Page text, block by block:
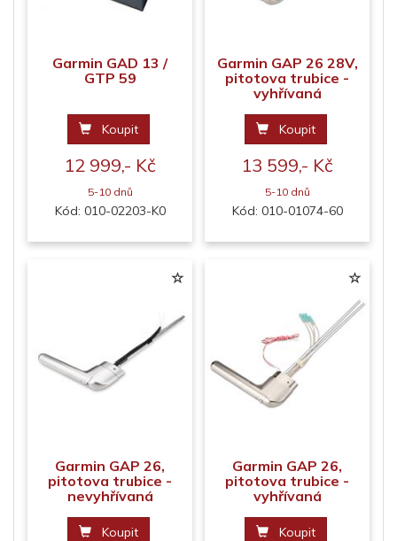
Garmin GAD 13 /
GTP 59
Koupit
12 999,- Kč
5-10 dnů
Kód: 010-02203-K0
Garmin GAP 26 28V,
pitotova trubice -
vyhřívaná
Koupit
13 599,- Kč
5-10 dnů
Kód: 010-01074-60
Garmin GAP 26,
pitotova trubice -
nevyhřívaná
Koupit
Garmin GAP 26,
pitotova trubice -
vyhřívaná
Koupit